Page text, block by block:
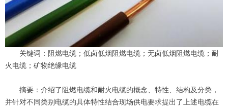
关键词：阻燃电缆；低卤低烟阻燃电缆；无卤低烟阻燃电缆；耐
火电缆；矿物绝缘电缆
摘要：介绍了阻燃电缆和耐火电缆的概念、特性、结构及分类，
并针对不同类别电缆的具体特性结合现场供电要求提出了上述电缆在